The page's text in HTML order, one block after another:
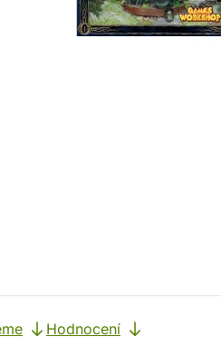
Hodnocení